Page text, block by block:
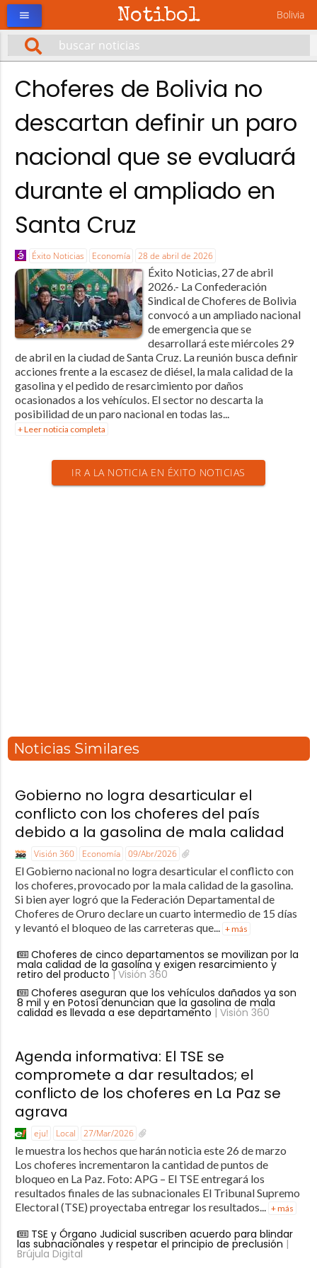
Notibol Bolivia
menu
Choferes de Bolivia no
descartan definir un paro
nacional que se evaluará
durante el ampliado en
Santa Cruz
Éxito Noticias Economía 28 de abril de 2026
Éxito Noticias, 27 de abril
2026.- La Confederación
Sindical de Choferes de Bolivia
convocó a un ampliado nacional
de emergencia que se
desarrollará este miércoles 29
de abril en la ciudad de Santa Cruz. La reunión busca definir
acciones frente a la escasez de diésel, la mala calidad de la
gasolina y el pedido de resarcimiento por daños
ocasionados a los vehículos. El sector no descarta la
posibilidad de un paro nacional en todas las...
+ Leer noticia completa
IR A LA NOTICIA EN ÉXITO NOTICIAS
Noticias Similares
Gobierno no logra desarticular el
conflicto con los choferes del país
debido a la gasolina de mala calidad
Visión 360 Economía 09/Abr/2026
El Gobierno nacional no logra desarticular el conflicto con
los choferes, provocado por la mala calidad de la gasolina.
Si bien ayer logró que la Federación Departamental de
Choferes de Oruro declare un cuarto intermedio de 15 días
y levantó el bloqueo de las carreteras que... + más
Choferes de cinco departamentos se movilizan por la
mala calidad de la gasolina y exigen resarcimiento y
retiro del producto | Visión 360
Choferes aseguran que los vehículos dañados ya son
8 mil y en Potosí denuncian que la gasolina de mala
calidad es llevada a ese departamento | Visión 360
Agenda informativa: El TSE se
compromete a dar resultados; el
conflicto de los choferes en La Paz se
agrava
eju! Local 27/Mar/2026
le muestra los hechos que harán noticia este 26 de marzo
Los choferes incrementaron la cantidad de puntos de
bloqueo en La Paz. Foto: APG – El TSE entregará los
resultados finales de las subnacionales El Tribunal Supremo
Electoral (TSE) proyectaba entregar los resultados...
+ más
TSE y Órgano Judicial suscriben acuerdo para blindar
las subnacionales y respetar el principio de preclusión |
Brújula Digital